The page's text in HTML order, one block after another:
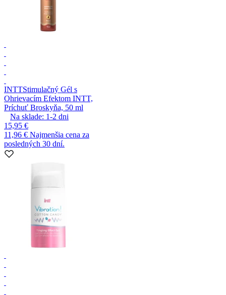
INTTStimulačný Gél s
Ohrievacím Efektom INTT,
Príchuť Broskyňa, 50 ml
Na sklade: 1-2 dni
15,95 €
11,96 € Najmenšia cena za
posledných 30 dní.